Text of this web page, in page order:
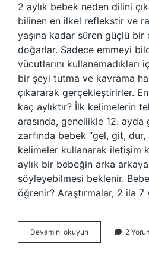
2 aylık bebek neden dilini
bilinen en ilkel reflekstir ve
yaşına kadar süren güçlü
doğarlar. Sadece emmeyi
vücutlarını
bir şeyi tutma ve kavrama
çıkararak gerçekleştirirler.
kaç aylıktır? İlk kelimelerin
arasında, genellikle 12. ayda
zarfında bebek “gel, git,
kelimeler kullanarak iletişim
aylık bir bebeğin arka
söyleyebilmesi beklenir.
öğrenir? Araştırmalar, 2 ila 7
Devamını okuyun
Dili
2